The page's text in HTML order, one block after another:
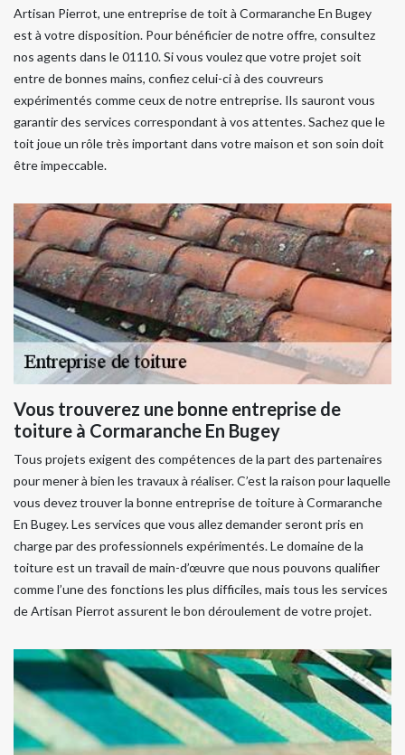
Artisan Pierrot, une entreprise de toit à Cormaranche En Bugey
est à votre disposition. Pour bénéficier de notre offre, consultez
nos agents dans le 01110. Si vous voulez que votre projet soit
entre de bonnes mains, confiez celui-ci à des couvreurs
expérimentés comme ceux de notre entreprise. Ils sauront vous
garantir des services correspondant à vos attentes. Sachez que le
toit joue un rôle très important dans votre maison et son soin doit
être impeccable.
Vous trouverez une bonne entreprise de
toiture à Cormaranche En Bugey
Tous projets exigent des compétences de la part des partenaires
pour mener à bien les travaux à réaliser. C’est la raison pour laquelle
vous devez trouver la bonne entreprise de toiture à Cormaranche
En Bugey. Les services que vous allez demander seront pris en
charge par des professionnels expérimentés. Le domaine de la
toiture est un travail de main-d’œuvre que nous pouvons qualifier
comme l’une des fonctions les plus difficiles, mais tous les services
de Artisan Pierrot assurent le bon déroulement de votre projet.